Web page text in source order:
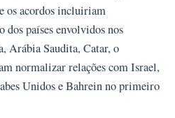
os acordos incluiriam
dos países envolvidos nos
Arábia Saudita, Catar, o
normalizar relações com Israel,
Unidos e Bahrein no primeiro